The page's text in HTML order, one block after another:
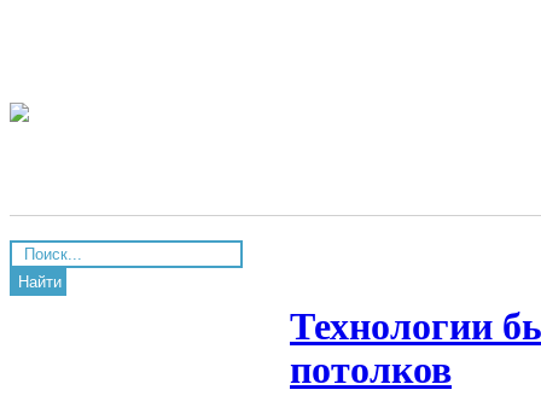
Найти
Технологии
потолков